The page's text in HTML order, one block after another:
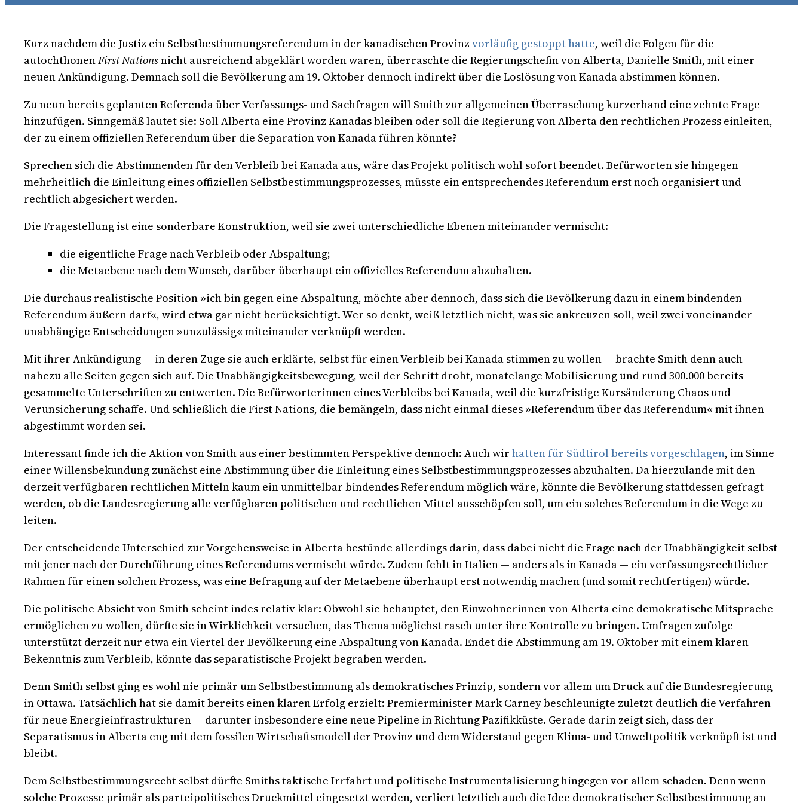
Kurz nachdem die Justiz ein Selbstbestimmungsreferendum in der kanadischen Provinz vorläufig gestoppt hatte, weil die Folgen für die
autochthonenFirst Nationsnicht ausreichend abgeklärt worden waren, überraschte die Regierungschefin von Alberta, Danielle Smith, mit einer
neuen Ankündigung. Demnach soll die Bevölkerung am 19. Oktober dennoch indirekt über die Loslösung von Kanada abstimmen können.
Zu neun bereits geplanten Referenda über Verfassungs- und Sachfragen will Smith zur allgemeinen Überraschung kurzerhand eine zehnte Frage
hinzufügen. Sinngemäß lautet sie: Soll Alberta eine Provinz Kanadas bleiben oder soll die Regierung von Alberta den rechtlichen Prozess einleiten,
der zu einem offiziellen Referendum über die Separation von Kanada führen könnte?
Sprechen sich die Abstimmenden für den Verbleib bei Kanada aus, wäre das Projekt politisch wohl sofort beendet. Befürworten sie hingegen
mehrheitlich die Einleitung eines offiziellen Selbstbestimmungsprozesses, müsste ein entsprechendes Referendum erst noch organisiert und
rechtlich abgesichert werden.
Die Fragestellung ist eine sonderbare Konstruktion, weil sie zwei unterschiedliche Ebenen miteinander vermischt:
die eigentliche Frage nach Verbleib oder Abspaltung;
die Metaebene nach dem Wunsch, darüber überhaupt ein offizielles Referendum abzuhalten.
Die durchaus realistische Position »ich bin gegen eine Abspaltung, möchte aber dennoch, dass sich die Bevölkerung dazu in einem bindenden
Referendum äußern darf«, wird etwa gar nicht berücksichtigt. Wer so denkt, weiß letztlich nicht, was sie ankreuzen soll, weil zwei voneinander
unabhängige Entscheidungen »unzulässig« miteinander verknüpft werden.
Mit ihrer Ankündigung — in deren Zuge sie auch erklärte, selbst für einen Verbleib bei Kanada stimmen zu wollen — brachte Smith denn auch
nahezu alle Seiten gegen sich auf. Die Unabhängigkeitsbewegung, weil der Schritt droht, monatelange Mobilisierung und rund 300.000 bereits
gesammelte Unterschriften zu entwerten. Die Befürworterinnen eines Verbleibs bei Kanada, weil die kurzfristige Kursänderung Chaos und
Verunsicherung schaffe. Und schließlich die First Nations, die bemängeln, dass nicht einmal dieses »Referendum über das Referendum« mit ihnen
abgestimmt worden sei.
Interessant finde ich die Aktion von Smith aus einer bestimmten Perspektive dennoch: Auch wir hatten für Südtirol bereits vorgeschlagen, im Sinne
einer Willensbekundung zunächst eine Abstimmung über die Einleitung eines Selbstbestimmungsprozesses abzuhalten. Da hierzulande mit den
derzeit verfügbaren rechtlichen Mitteln kaum ein unmittelbar bindendes Referendum möglich wäre, könnte die Bevölkerung stattdessen gefragt
werden, ob die Landesregierung alle verfügbaren politischen und rechtlichen Mittel ausschöpfen soll, um ein solches Referendum in die Wege zu
leiten.
Der entscheidende Unterschied zur Vorgehensweise in Alberta bestünde allerdings darin, dass dabei nicht die Frage nach der Unabhängigkeit selbst
mit jener nach der Durchführung eines Referendums vermischt würde. Zudem fehlt in Italien — anders als in Kanada — ein verfassungsrechtlicher
Rahmen für einen solchen Prozess, was eine Befragung auf der Metaebene überhaupt erst notwendig machen (und somit rechtfertigen) würde.
Die politische Absicht von Smith scheint indes relativ klar: Obwohl sie behauptet, den Einwohnerinnen von Alberta eine demokratische Mitsprache
ermöglichen zu wollen, dürfte sie in Wirklichkeit versuchen, das Thema möglichst rasch unter ihre Kontrolle zu bringen. Umfragen zufolge
unterstützt derzeit nur etwa ein Viertel der Bevölkerung eine Abspaltung von Kanada. Endet die Abstimmung am 19. Oktober mit einem klaren
Bekenntnis zum Verbleib, könnte das separatistische Projekt begraben werden.
Denn Smith selbst ging es wohl nie primär um Selbstbestimmung als demokratisches Prinzip, sondern vor allem um Druck auf die Bundesregierung
in Ottawa. Tatsächlich hat sie damit bereits einen klaren Erfolg erzielt: Premierminister Mark Carney beschleunigte zuletzt deutlich die Verfahren
für neue Energieinfrastrukturen — darunter insbesondere eine neue Pipeline in Richtung Pazifikküste. Gerade darin zeigt sich, dass der
Separatismus in Alberta eng mit dem fossilen Wirtschaftsmodell der Provinz und dem Widerstand gegen Klima- und Umweltpolitik verknüpft ist und
bleibt.
Dem Selbstbestimmungsrecht selbst dürfte Smiths taktische Irrfahrt und politische Instrumentalisierung hingegen vor allem schaden. Denn wenn
solche Prozesse primär als parteipolitisches Druckmittel eingesetzt werden, verliert letztlich auch die Idee demokratischer Selbstbestimmung an